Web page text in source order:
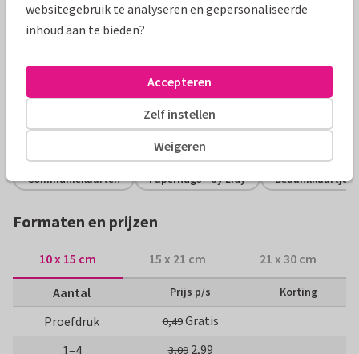
Productinformatie
goudlook sterretjes confetti. De achtergrondkleur is
aanpasbaar.
Alle kaarten zijn helemaal naar wens aan te passen
Communiekaarten Paperhugs - by Lidy Bedankkaartjes
Formaten en prijzen
10 x 15 cm 15 x 21 cm 21 x 30 cm
Aantal Prijs p/s Korting
Proefdruk 0,49Gratis
1–4
3,09 2,99
websitegebruik te analyseren en gepersonaliseerde
inhoud aan te bieden?
Weigeren
Zelf instellen
Accepteren